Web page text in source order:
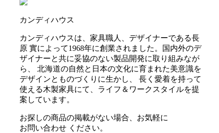
カンディハウス
カンディハウスは、家具職人、デザイナーである長
原 實によって1968年に創業されました。国内外のデ
ザイナーと共に妥協のない製品開発に取り組みなが
ら、 北海道の自然と日本の文化に育まれた美意識を
デザインとものづくりに生かし、 長く愛着を持って
使える木製家具にて、ライフ＆ワークスタイルを提
案しています。
お探しの商品の掲載がない場合、お気軽に
お問い合わせ ください。